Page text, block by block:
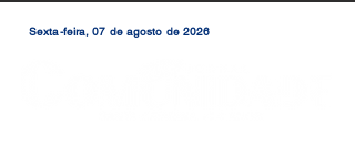
Sexta-feira, 07 de agosto de 2026